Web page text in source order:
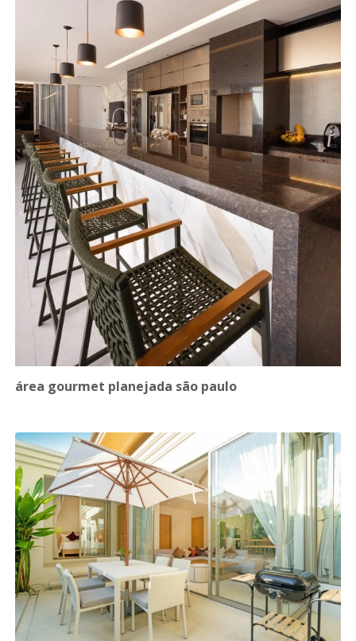
área gourmet planejada são paulo